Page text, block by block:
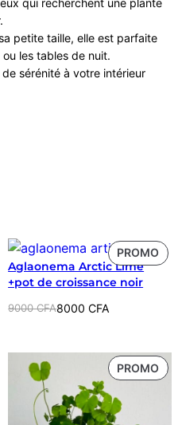
qui recherchent une plante
petite taille, elle est parfaite
les tables de nuit.
sérénité à votre intérieur
PROMO
EN
Aglaonema Arctic Lime
+pot de croissance noir
9000CFA
Le
était :
9000 CFA.
8000CFA
Le
8000 CFA.
PROMO
EN